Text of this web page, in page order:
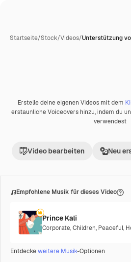
Startseite/Stock/Videos/Unterstützung
Premium
Erstelle deine eigenen Videos mit dem
erstaunliche Voiceovers hinzu, indem du
verwendest
Video bearbeiten Neu
Empfohlene Musik für dieses Video
Prince Kali
Corporate,Children, Peaceful,
Entdeckeweitere Musik-Optionen